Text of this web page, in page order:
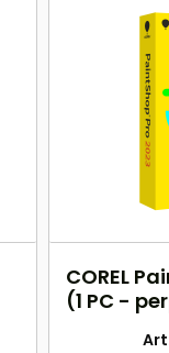
COREL
(1 PC -